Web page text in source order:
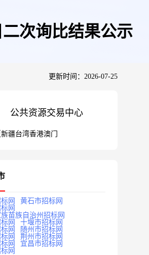
次询比结果公示
更新时间：2026-07-25
公共资源交易中心
新疆台湾香港澳门
网
黄石市招标网
网
苗族自治州招标网
网
十堰市招标网
网
随州市招标网
网
荆州市招标网
网
宜昌市招标网
网